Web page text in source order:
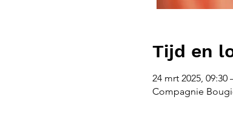
Tijd en
24 mrt 2025, 09:30
Compagnie